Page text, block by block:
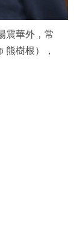
震華外，常
熊樹根），